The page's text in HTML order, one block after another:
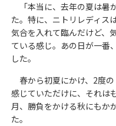
「本当に、去年の夏は暑
た。特に、ニトリレディス
気合を入れて臨んだけど、
ている感じ。あの日が一番
した。
春から初夏にかけ、2度
感じていただけに、それは
月、勝負をかける秋にもか
た。